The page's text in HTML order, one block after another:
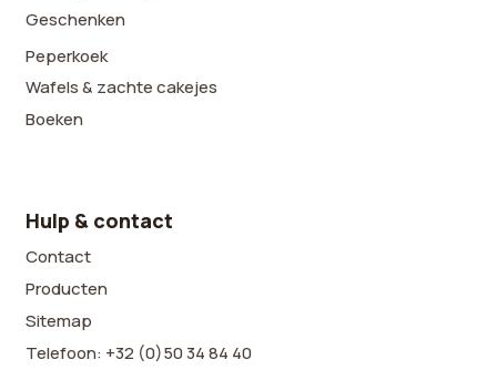
Geschenken
Peperkoek
Wafels & zachte cakejes
Boeken
Hulp & contact
Contact
Producten
Sitemap
Telefoon: +32 (0)50 34 84 40